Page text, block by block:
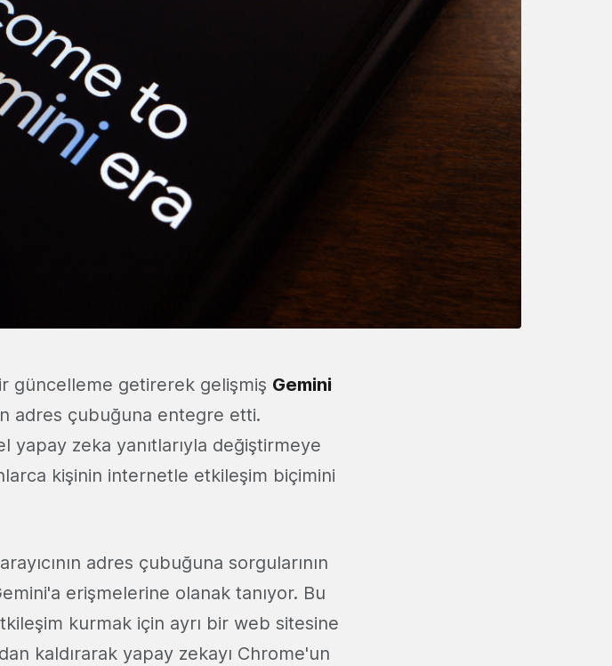
güncelleme getirerek gelişmiş Gemini
adres çubuğuna entegre etti.
yapay zeka yanıtlarıyla değiştirmeye
kişinin internetle etkileşim biçimini
adres çubuğuna sorgularının
erişmelerine olanak tanıyor. Bu
kurmak için ayrı bir web sitesine
kaldırarak yapay zekayı Chrome'un